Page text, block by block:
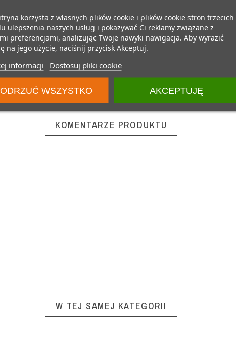
KOMENTARZE PRODUKTU
W TEJ SAMEJ KATEGORII
korzysta z własnych plików cookie i plików cookie stron trzecich
ulepszenia naszych usług i pokazywać Ci reklamy związane z
preferencjami, analizując Twoje nawyki nawigacja. Aby wyrazić
na jego użycie, naciśnij przycisk Akceptuj.
informacji Dostosuj pliki cookie
ODRZUĆ WSZYSTKO AKCEPTUJĘ